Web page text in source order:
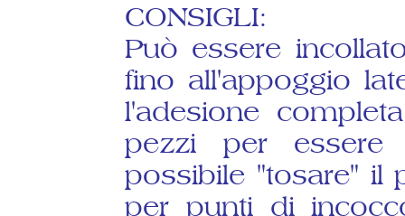
CONSIGLI:
Può essere
fino all'appoggio
l'adesione
pezzi per essere
possibile "tosare" il
per punti di